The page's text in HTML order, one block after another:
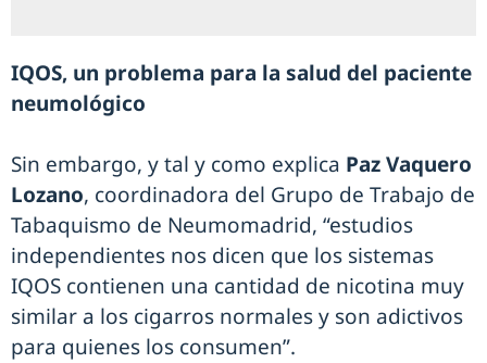
IQOS, un problema para la salud del paciente
neumológico
Sin embargo, y tal y como explica Paz Vaquero
Lozano, coordinadora del Grupo de Trabajo de
Tabaquismo de Neumomadrid, “estudios
independientes nos dicen que los sistemas
IQOS contienen una cantidad de nicotina muy
similar a los cigarros normales y son adictivos
para quienes los consumen”.